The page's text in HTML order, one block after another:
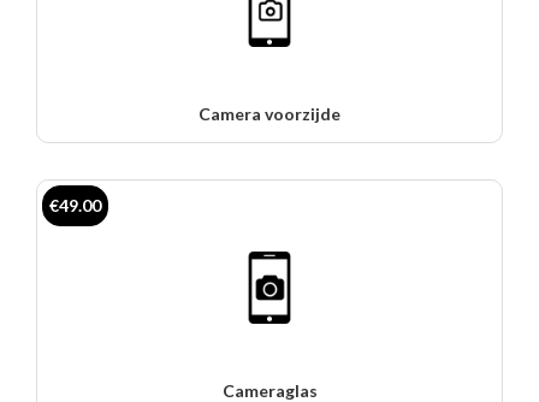
Camera voorzijde
Cameraglas
€49.00